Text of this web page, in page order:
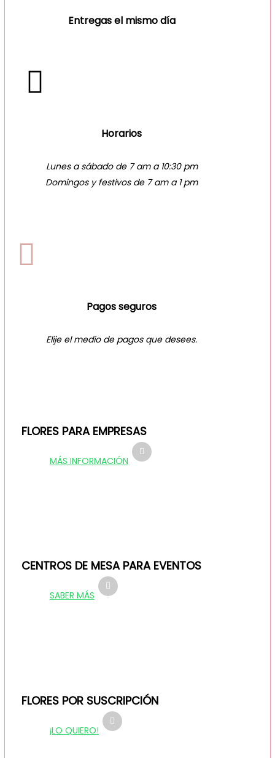
Entregas el mismo día
Horarios
Lunes a sábado de 7 am a 10:30 pm
Domingos y festivos de 7 am a 1 pm
Pagos seguros
Elije el medio de pagos que desees.
FLORES PARA EMPRESAS
MÁS INFORMACIÓN
CENTROS DE MESA PARA EVENTOS
SABER MÁS
FLORES POR SUSCRIPCIÓN
¡LO QUIERO!